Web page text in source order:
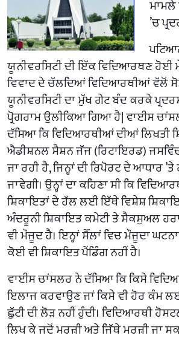
ਮਾਮਲੇ
’ਚ
ਯੂਨੀਵਰਸਿਟੀ ਦੀ ਇੱਕ ਵਿਦਿਆਰਥਣ ਹੋਈ
ਵਿਵਾਦ ਦੇ ਚੱਲਦਿਆਂ ਵਿਦਿਆਰਥੀਆਂ ਵੱਲੋਂ
ਯੂਨੀਵਰਸਿਟੀ ਦਾ ਮੁੱਖ ਗੇਟ ਬੰਦ ਕਰਕੇ
ਪ੍ਰੋਗਰਾਮ ਉਲੀਕਿਆ ਗਿਆ ਹੈ| ਵਾਈਸ
ਦੱਸਿਆ ਕਿ ਵਿਦਿਆਰਥੀਆਂ ਦੀਆਂ ਲਿਖਤੀ
ਐਡੀਸ਼ਨਲ ਸੈਸ਼ਨ ਜੱਜ (ਰਿਟਾਇਰਡ)
ਜਾ ਰਹੀ ਹੈ, ਜਿਨ੍ਹਾਂ ਦੀ ਰਿਪੋਰਟ ਦੇ ਆਧਾਰ
ਜਾਵੇਗੀ। ਉਨ੍ਹਾਂ ਦਾ ਕਹਿਣਾ ਸੀ ਕਿ
ਸ਼ਿਕਾਇਤਾਂ ਦੇ ਹੱਲ ਲਈ ਇੱਥੇ ਵਿਸ਼ੇਸ਼
ਅੰਦਰੂਨੀ ਸ਼ਿਕਾਇਤ ਕਮੇਟੀ ਤੇ ਸੈਕਸੁਅਲ
ਵੀ ਮੌਜੂਦ ਹੈ। ਇਨ੍ਹਾਂ ਸੈੱਲਾਂ ਵਿਚ ਮੌਜੂਦਾ
ਕੋਈ ਵੀ ਸ਼ਿਕਾਇਤ ਪੈਂਡਿੰਗ ਨਹੀਂ ਹੈ।
ਵਾਈਸ ਚਾਂਸਲਰ ਨੇ ਦੱਸਿਆ ਕਿ ਕਿਸੇ
ਇਲਾਜ ਕਰਵਾਉਣ ਜਾਂ ਕਿਸੇ ਵੀ ਹੋਰ ਕੰਮ
ਛੁੱਟੀ ਦੀ ਲੋੜ ਨਹੀਂ ਹੁੰਦੀ। ਵਿਦਿਆਰਥੀ
ਲਿਖ ਕੇ ਜਦੋਂ ਮਰਜ਼ੀ ਅਤੇ ਜਿੱਥੇ ਮਰਜ਼ੀ ਜਾ